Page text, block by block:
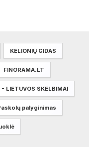
KELIONIŲ GIDAS
FINORAMA.LT
LIETUVOS SKELBIMAI
palyginimas